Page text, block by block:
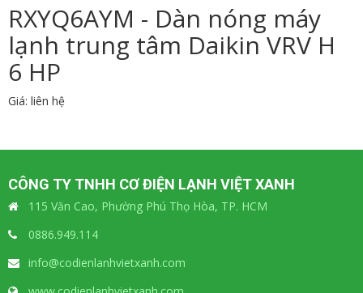
RXYQ6AYM - Dàn nóng máy
lạnh trung tâm Daikin VRV H
6 HP
Giá: liên hệ
CÔNG TY TNHH CƠ ĐIỆN LẠNH VIỆT XANH
115 Văn Cao, Phường Phú Thọ Hòa, TP. HCM
0886.949.114
info@codienlanhvietxanh.com